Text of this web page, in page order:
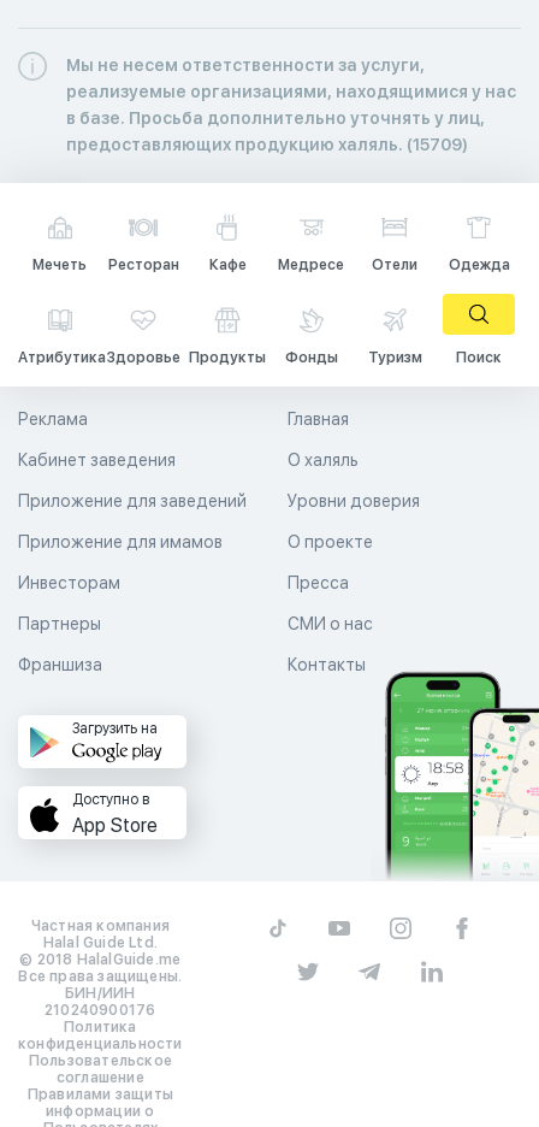
Мы не несем ответственности за услуги,
реализуемые организациями, находящимися у нас
в базе. Просьба дополнительно уточнять у лиц,
предоставляющих продукцию халяль. (15709)
Мечеть Ресторан Кафе Медресе Отели Одежда
АтрибутикаЗдоровье Продукты Фонды Туризм Поиск
Главная
О халяль
Уровни доверия
Реклама
Кабинет заведения
Приложение для заведений
Приложение для имамов О проекте
Пресса
СМИ о нас
Контакты
Инвесторам
Партнеры
Франшиза
Загрузить на
Доступно в
App Store
Частная компания
Halal Guide Ltd.
© 2018 HalalGuide.me
Все права защищены.
БИН/ИИН
210240900176
Политика
конфиденциальности
Пользовательское
соглашение
Правилами защиты
информации о